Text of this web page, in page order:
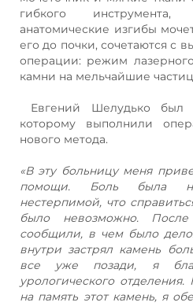
гибкого
анатомические изгибы
его до почки, сочетаются с
операции: режим
камни на мельчайшие
Евгений Шелудько был
которому выполнили
нового метода.
«В эту больницу меня
помощи. Боль была
нестерпимой, что
было невозможно.
сообщили, в чем было
внутри застрял камень
все уже позади, я
урологического
на память этот камень, я